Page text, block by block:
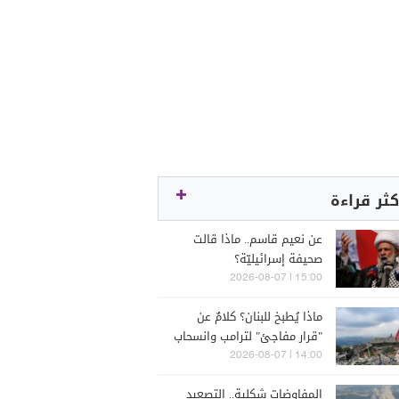
قراءة
عن نعيم قاسم.. ماذا قالت
صحيفة إسرائيليّة؟
15:00 | 2026-08-07
ماذا يُطبخ للبنان؟ كلامٌ عن
"قرار مفاجئ" لترامب وانسحاب
إسرائيل
14:00 | 2026-08-07
المفاوضات شكلية.. التصعيد